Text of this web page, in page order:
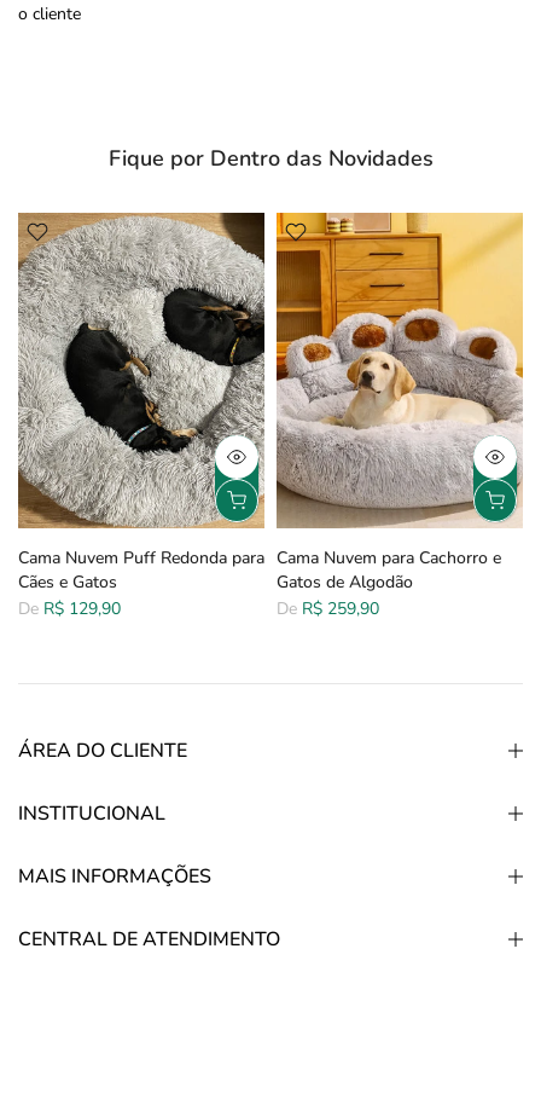
o cliente
Fique por Dentro das Novidades
Cama Nuvem Puff Redonda para
Cães e Gatos
De R$ 129,90
Cama Nuvem para Cachorro e
Gatos de Algodão
De R$ 259,90
ÁREA DO CLIENTE
INSTITUCIONAL
MAIS INFORMAÇÕES
CENTRAL DE ATENDIMENTO